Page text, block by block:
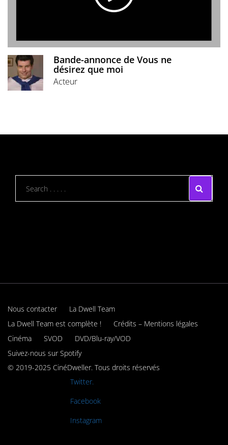
Bande-annonce de Vous ne
désirez que moi
Acteur
Nous contacter
La Dwell Team
La Dwell Team est complète !
Crédits – Mentions légales
Cinéma
SVOD
DVD/Blu-ray/VOD
Suivez-nous sur Spotify
© 2019-2025 CinéDweller. Tous droits réservés
Twitter.
Facebook
Instagram